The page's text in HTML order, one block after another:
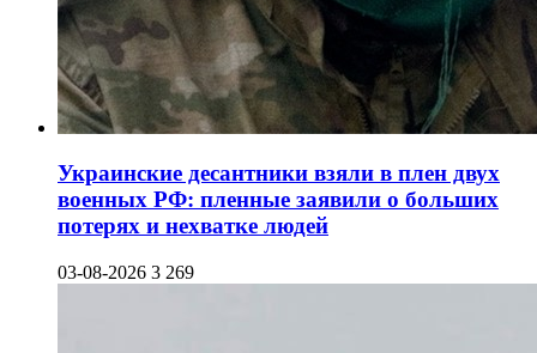
Украинские десантники взяли в плен двух
военных РФ: пленные заявили о больших
потерях и нехватке людей
03-08-2026 3 269